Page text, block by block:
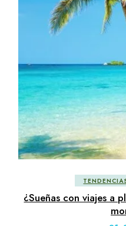
¿Sueñas con viajes a